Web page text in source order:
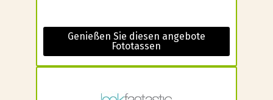
Genießen Sie diesen angebote
Fototassen